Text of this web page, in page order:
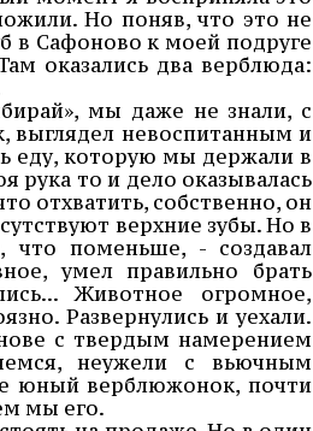
Но поняв, что это не
в Сафоново к моей подруге
оказались два верблюда:
мы даже не знали, с
выглядел невоспитанным и
еду, которую мы держали в
рука то и дело оказывалась
отхватить, собственно, он
верхние зубы. Но в
что поменьше, - создавал
умел правильно брать
Животное огромное,
Развернулись и уехали.
с твердым намерением
неужели с вьючным
юный верблюжонок, почти
мы его.